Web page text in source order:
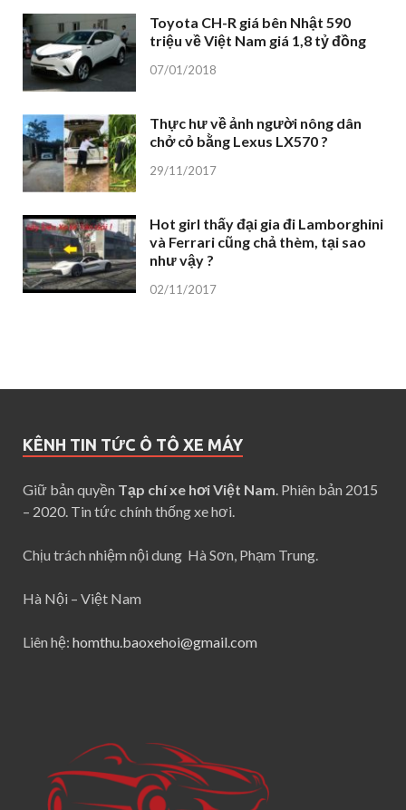
Toyota CH-R giá bên Nhật 590
triệu về Việt Nam giá 1,8 tỷ đồng
07/01/2018
Thực hư về ảnh người nông dân
chở cỏ bằng Lexus LX570 ?
29/11/2017
Hot girl thấy đại gia đi Lamborghini
và Ferrari cũng chả thèm, tại sao
như vậy ?
02/11/2017
KÊNH TIN TỨC Ô TÔ XE MÁY
Giữ bản quyền Tạp chí xe hơi Việt Nam. Phiên bản 2015
– 2020. Tin tức chính thống xe hơi.
Chịu trách nhiệm nội dung Hà Sơn, Phạm Trung.
Hà Nội – Việt Nam
Liên hệ: homthu.baoxehoi@gmail.com